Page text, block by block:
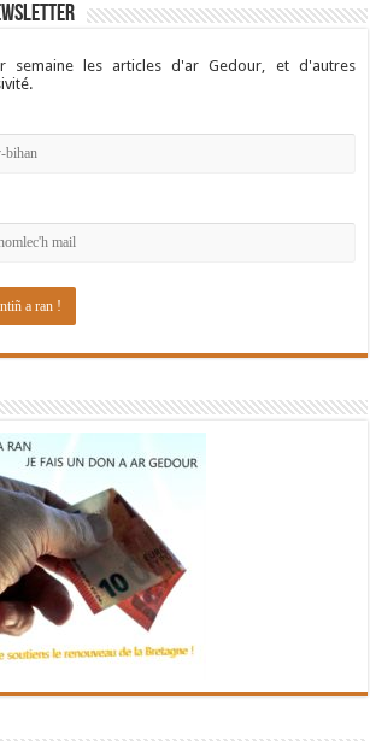
semaine les articles d'ar Gedour, et d'autres